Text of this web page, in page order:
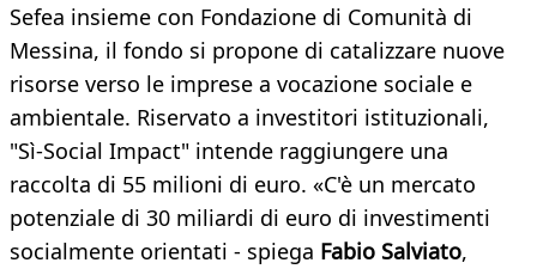
Sefea insieme con Fondazione di Comunità di
Messina, il fondo si propone di catalizzare nuove
risorse verso le imprese a vocazione sociale e
ambientale. Riservato a investitori istituzionali,
"Sì-Social Impact" intende raggiungere una
raccolta di 55 milioni di euro. «C'è un mercato
potenziale di 30 miliardi di euro di investimenti
socialmente orientati - spiega Fabio Salviato,